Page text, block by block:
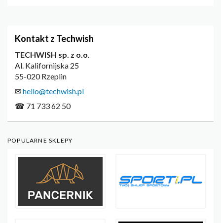
Kontakt z Techwish
TECHWISH sp. z o.o.
Al. Kalifornijska 25
55-020 Rzeplin
✉hello@techwish.pl
☎ 71 733 62 50
POPULARNE SKLEPY